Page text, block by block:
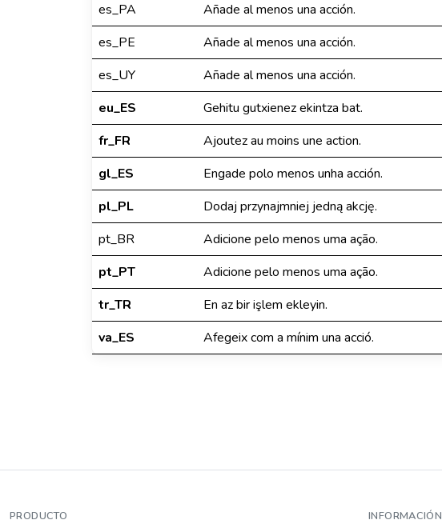
es_PA
Añade al menos una acción.
es_PE
Añade al menos una acción.
es_UY
Añade al menos una acción.
eu_ES
Gehitu gutxienez ekintza bat.
fr_FR
Ajoutez au moins une action.
gl_ES
Engade polo menos unha acción.
pl_PL
Dodaj przynajmniej jedną akcję.
pt_BR
Adicione pelo menos uma ação.
pt_PT
Adicione pelo menos uma ação.
tr_TR
En az bir işlem ekleyin.
va_ES
Afegeix com a mínim una acció.
PRODUCTO INFORMACIÓN